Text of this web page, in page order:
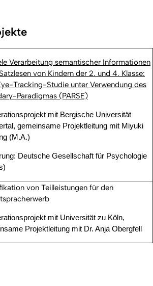
Verarbeitung semantischer Informationen
von Kindern der 2. und 4. Klasse:
Tracking-Studie unter Verwendung des
Paradigmas (PARSE)
mit Bergische Universität
gemeinsame Projektleitung mit Miyuki
(M.A.)
Deutsche Gesellschaft für Psychologie
von Teilleistungen für den
mit Universität zu Köln,
Projektleitung mit Dr. Anja Obergfell